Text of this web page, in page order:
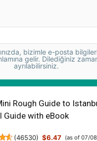
bizimle e-posta
gelir. Dilediğiniz
ayrılabilirsiniz.
Rough Guide to
Guide with eBook
(46530) $6.47 (as of 07/